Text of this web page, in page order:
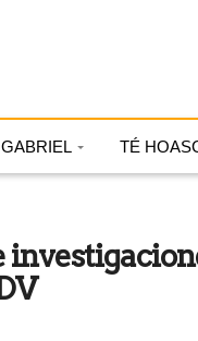
TÉ